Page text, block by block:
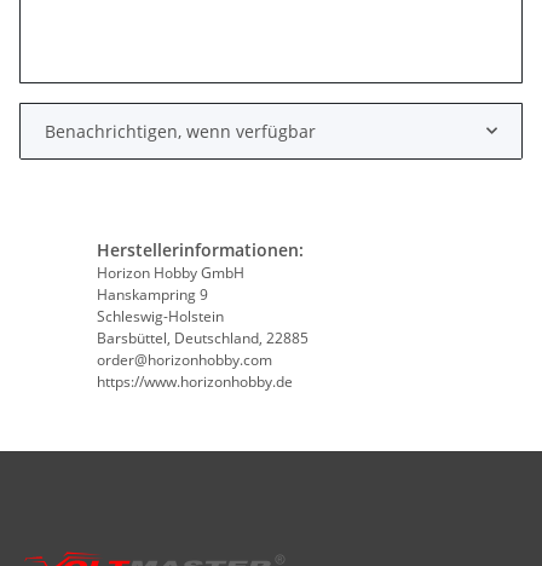
Benachrichtigen, wenn verfügbar
Herstellerinformationen:
Horizon Hobby GmbH
Hanskampring 9
Schleswig-Holstein
Barsbüttel, Deutschland, 22885
order@horizonhobby.com
https://www.horizonhobby.de